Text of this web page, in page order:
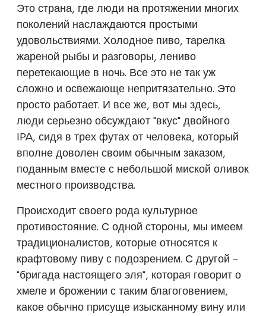
Это страна, где люди на протяжении многих
поколений наслаждаются простыми
удовольствиями. Холодное пиво, тарелка
жареной рыбы и разговоры, лениво
перетекающие в ночь. Все это не так уж
сложно и освежающе непритязательно. Это
просто работает. И все же, вот мы здесь,
люди серьезно обсуждают "вкус" двойного
IPA, сидя в трех футах от человека, который
вполне доволен своим обычным заказом,
поданным вместе с небольшой миской оливок
местного производства.
Происходит своего рода культурное
противостояние. С одной стороны, мы имеем
традиционалистов, которые относятся к
крафтовому пиву с подозрением. С другой -
"бригада настоящего эля", которая говорит о
хмеле и брожении с таким благоговением,
какое обычно присуще изысканному вину или